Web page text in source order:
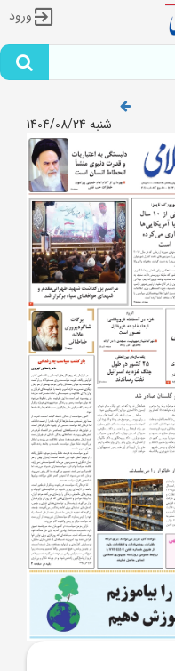
ورود
شنبه 1404/08/24